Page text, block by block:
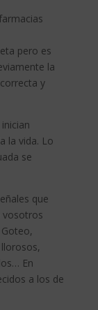
pero es
la
y
la vida. Lo
se
que
vosotros
En
a los de